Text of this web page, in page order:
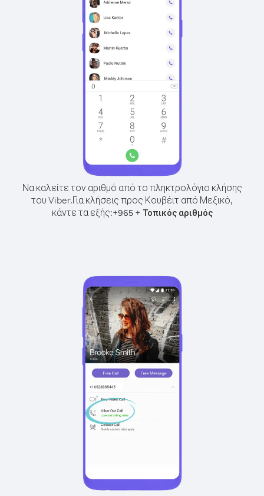
Να καλείτε τον αριθμό από το πληκτρολόγιο κλήσης
του Viber.Για κλήσεις προς Κουβέιτ από Μεξικό,
κάντε τα εξής:+965+ Τοπικός αριθμός